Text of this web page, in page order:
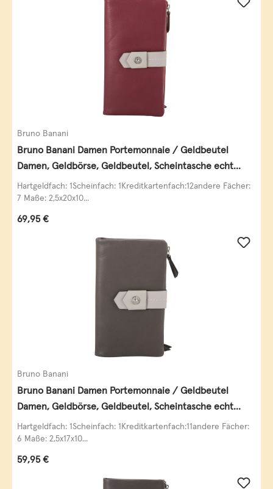
Bruno Banani
Bruno Banani Damen Portemonnaie / Geldbeutel
Damen, Geldbörse, Geldbeutel, Scheintasche echt
Leder
Hartgeldfach: 1Scheinfach: 1Kreditkartenfach:12andere Fächer:
7 Maße: 2,5x20x10...
Regulärer Preis:
69,95 €
Bruno Banani
Bruno Banani Damen Portemonnaie / Geldbeutel
Damen, Geldbörse, Geldbeutel, Scheintasche echt
Leder
Hartgeldfach: 1Scheinfach: 1Kreditkartenfach:11andere Fächer:
6 Maße: 2,5x17x10...
Regulärer Preis:
59,95 €